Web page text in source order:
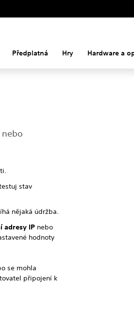
Předplatná Hry Hardware a
nebo
stav
nějaká údržba.
adresy IP nebo
hodnoty
se mohla
připojení k